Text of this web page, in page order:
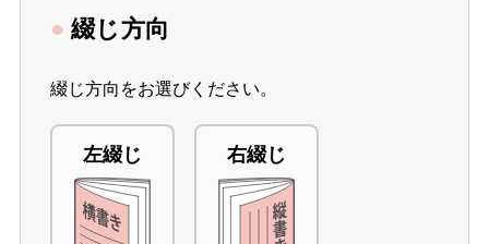
● 綴じ方向
綴じ方向をお選びください。
左綴じ 右綴じ